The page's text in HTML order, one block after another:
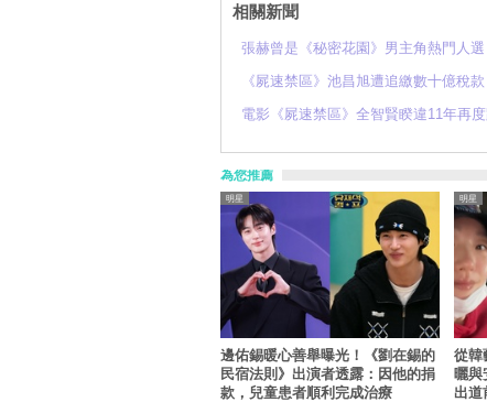
相關新聞
張赫曾是《秘密花園》男主角熱門人
《屍速禁區》池昌旭遭追繳數十億稅
電影《屍速禁區》全智賢睽違11年再
為您推薦
邊佑錫暖心善舉曝光！《劉在錫的
民宿法則》出演者透露：因他的捐
款，兒童患者順利完成治療
明星
從韓
曬與
出道
明星